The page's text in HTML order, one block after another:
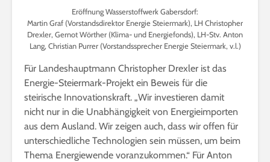
Eröffnung Wasserstoffwerk Gabersdorf:
Martin Graf (Vorstandsdirektor Energie Steiermark), LH Christopher
Drexler, Gernot Wörther (Klima- und Energiefonds), LH-Stv. Anton
Lang, Christian Purrer (Vorstandssprecher Energie Steiermark, v.l.)
Für Landeshauptmann Christopher Drexler ist das
Energie-Steiermark-Projekt ein Beweis für die
steirische Innovationskraft. „Wir investieren damit
nicht nur in die Unabhängigkeit von Energieimporten
aus dem Ausland. Wir zeigen auch, dass wir offen für
unterschiedliche Technologien sein müssen, um beim
Thema Energiewende voranzukommen.“ Für Anton